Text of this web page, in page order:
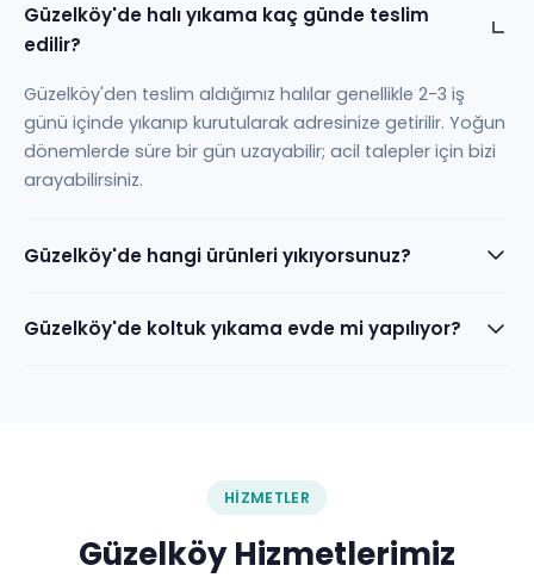
Güzelköy'de halı yıkama kaç günde teslim
edilir?
Güzelköy'den teslim aldığımız halılar genellikle 2-3 iş
günü içinde yıkanıp kurutularak adresinize getirilir. Yoğun
dönemlerde süre bir gün uzayabilir; acil talepler için bizi
arayabilirsiniz.
Güzelköy'de hangi ürünleri yıkıyorsunuz?
Güzelköy'de koltuk yıkama evde mi yapılıyor?
HIZMETLER
Güzelköy Hizmetlerimiz